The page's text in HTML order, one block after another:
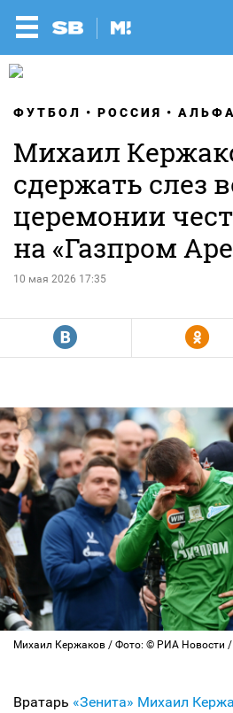
ФУТБОЛ РОССИЯ
Михаил
сдержать слез
церемонии
на «Газпром
10 мая 2026 17:35
R Y
Михаил Кержаков / Фото: © РИА Новости /
Вратарь «Зенита» Михаил